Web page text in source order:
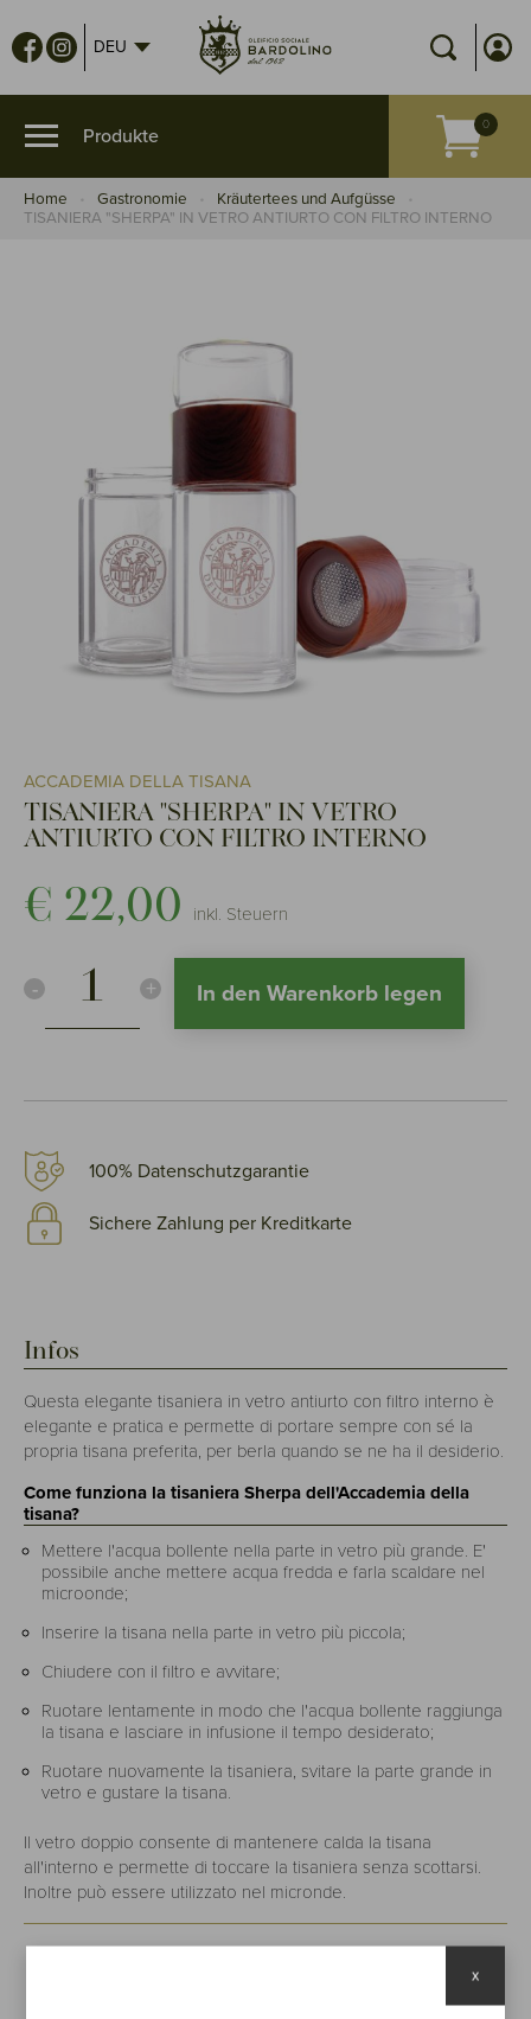
DEU
Home Gastronomie
Kräutertees und Aufgüsse
TISANIERA "SHERPA" IN VETRO ANTIURTO CON FILTRO INTERNO
ACCADEMIA DELLA TISANA
TISANIERA "SHERPA" IN VETRO
ANTIURTO CON FILTRO INTERNO
€ 22,00 inkl. Steuern
- + In den Warenkorb legen
100% Datenschutzgarantie
Sichere Zahlung per Kreditkarte
Infos
Questa elegante tisaniera in vetro antiurto con filtro interno è
elegante e pratica e permette di portare sempre con sé la
propria tisana preferita, per berla quando se ne ha il desiderio.
Come funziona la tisaniera Sherpa dell'Accademia della
tisana?
Mettere l'acqua bollente nella parte in vetro più grande. E'
possibile anche mettere acqua fredda e farla scaldare nel
microonde;
Inserire la tisana nella parte in vetro più piccola;
Chiudere con il filtro e avvitare;
Ruotare lentamente in modo che l'acqua bollente raggiunga
la tisana e lasciare in infusione il tempo desiderato;
Ruotare nuovamente la tisaniera, svitare la parte grande in
vetro e gustare la tisana.
Il vetro doppio consente di mantenere calda la tisana
all'interno e permette di toccare la tisaniera senza scottarsi.
Inoltre può essere utilizzato nel micronde.
x